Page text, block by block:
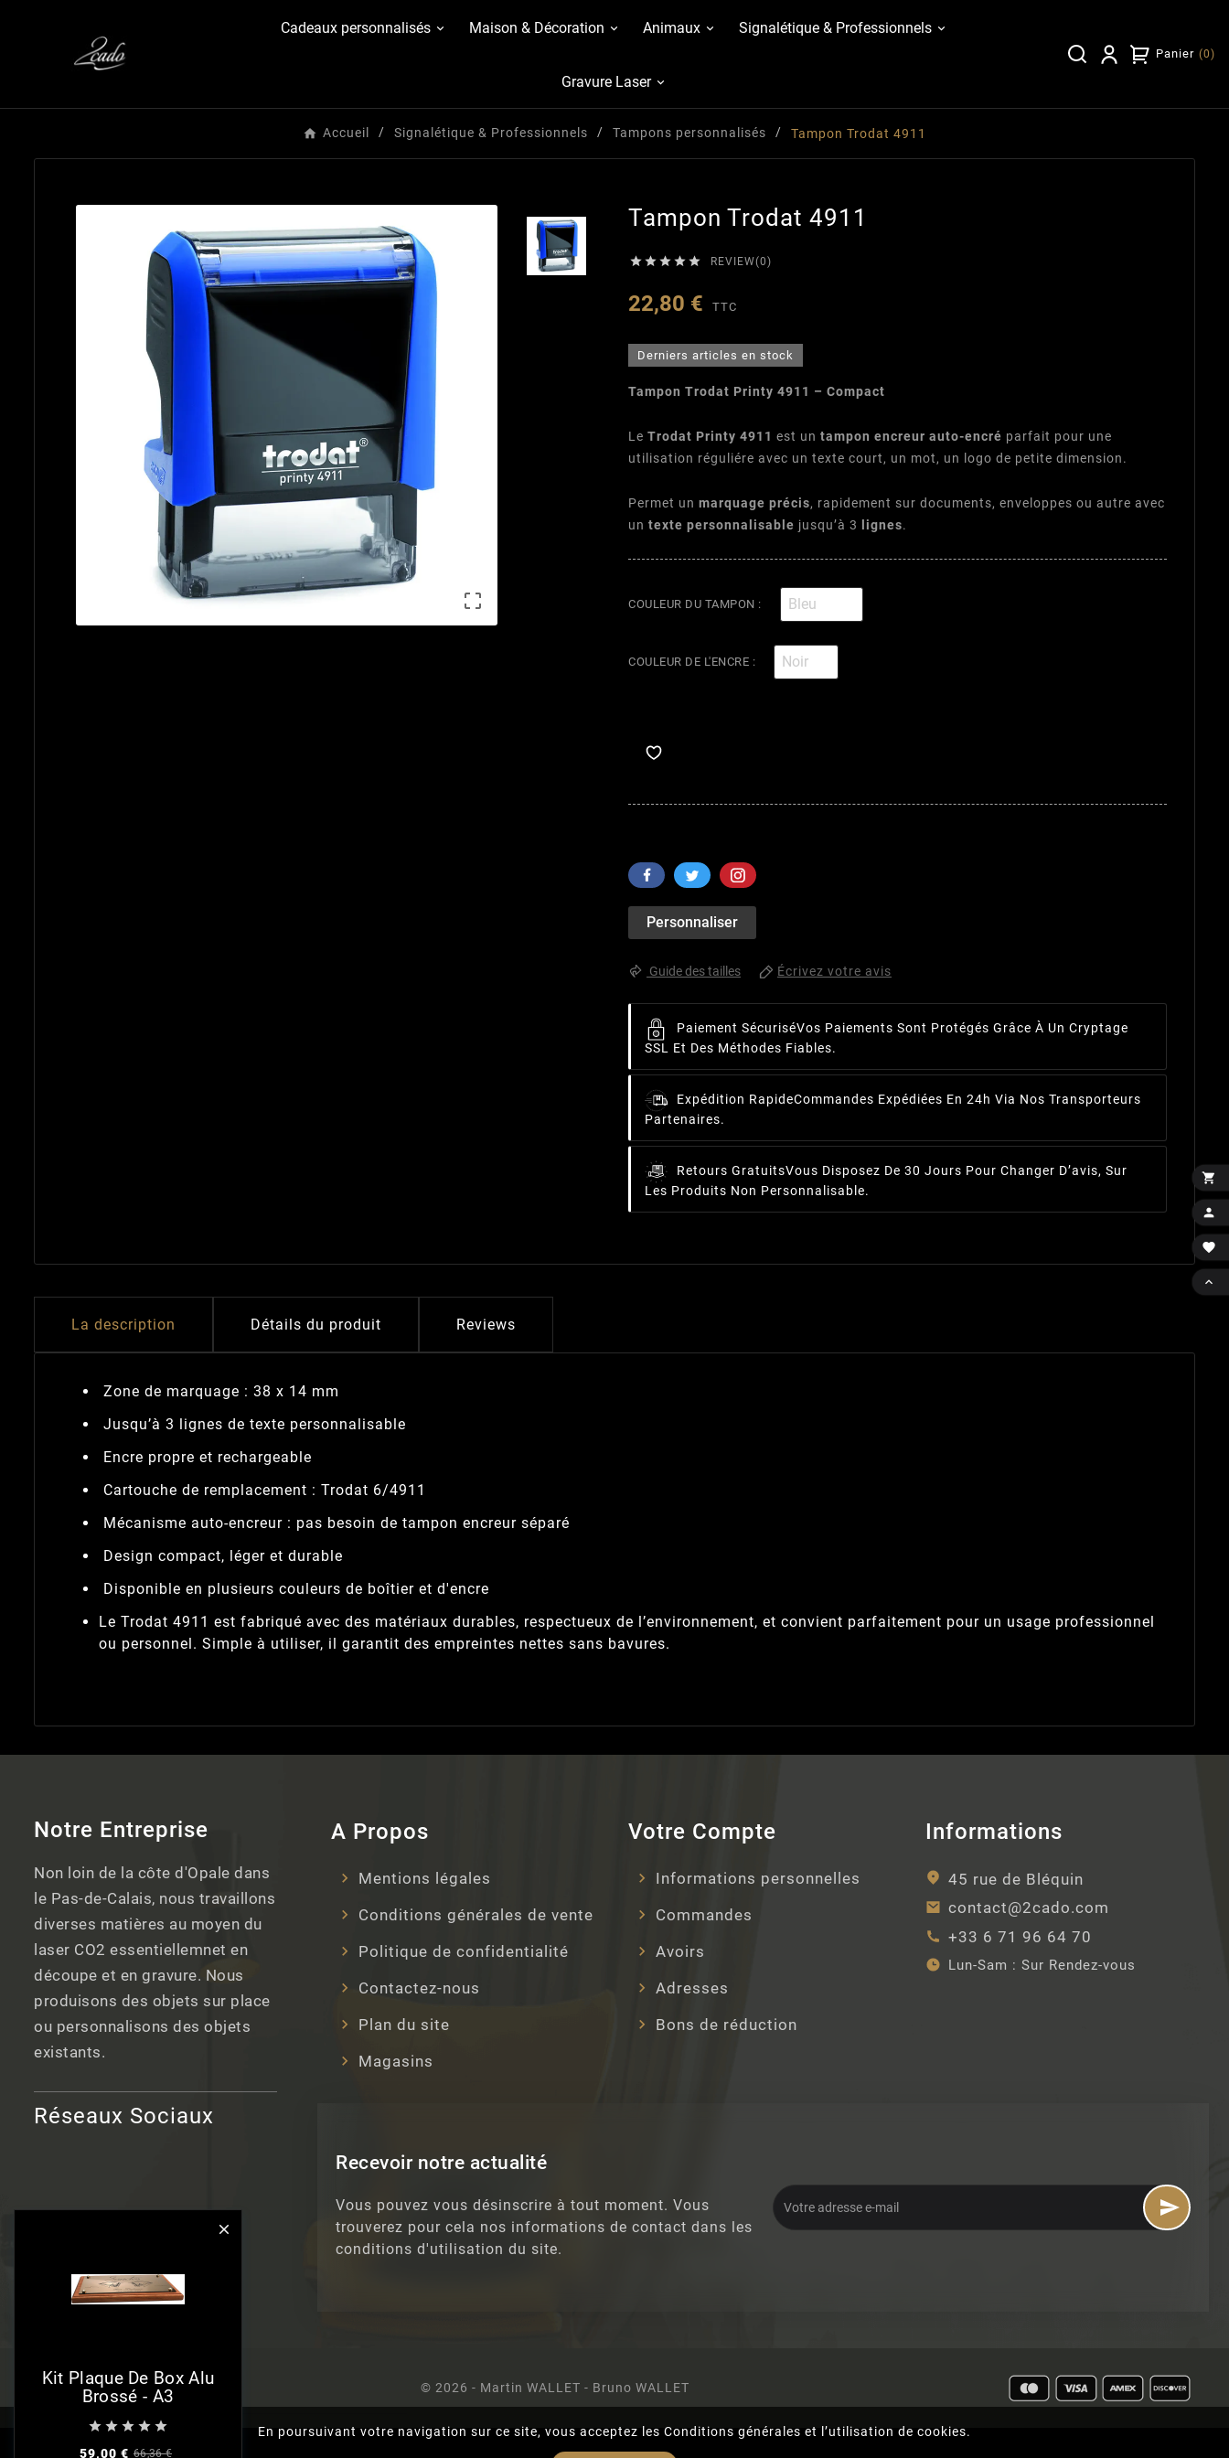
En poursuivant votre navigation sur ce site, vous acceptez les Conditions générales et l’utilisation de cookies.

Kit Plaque De Box Alu
Brossé - A3
    
59,00 € 66,36 €
Cadeaux personnalisés Maison & Décoration Animaux Signalétique & Professionnels
Gravure Laser
Panier (0)
Accueil Signalétique & Professionnels Tampons personnalisés Tampon Trodat 4911

Tampon Trodat 4911
     REVIEW(0)
22,80 € TTC
Derniers articles en stock
Tampon Trodat Printy 4911 – Compact
Le Trodat Printy 4911 est un tampon encreur auto-encré parfait pour une
utilisation réguliére avec un texte court, un mot, un logo de petite dimension.
Permet un marquage précis, rapidement sur documents, enveloppes ou autre avec
un texte personnalisable jusqu’à 3 lignes.
COULEUR DU TAMPON :
COULEUR DE L'ENCRE :
Personnaliser
Guide des tailles Écrivez votre avis
Paiement SécuriséVos Paiements Sont Protégés Grâce À Un Cryptage
SSL Et Des Méthodes Fiables.
Expédition RapideCommandes Expédiées En 24h Via Nos Transporteurs
Partenaires.
Retours GratuitsVous Disposez De 30 Jours Pour Changer D’avis, Sur
Les Produits Non Personnalisable.
La description Détails du produit Reviews
Zone de marquage : 38 x 14 mm
Jusqu’à 3 lignes de texte personnalisable
Encre propre et rechargeable
Cartouche de remplacement : Trodat 6/4911
Mécanisme auto-encreur : pas besoin de tampon encreur séparé
Design compact, léger et durable
Disponible en plusieurs couleurs de boîtier et d'encre
Le Trodat 4911 est fabriqué avec des matériaux durables, respectueux de l’environnement, et convient parfaitement pour un usage professionnel
ou personnel. Simple à utiliser, il garantit des empreintes nettes sans bavures.
Notre Entreprise
Non loin de la côte d'Opale dans
le Pas-de-Calais, nous travaillons
diverses matières au moyen du
laser CO2 essentiellemnet en
découpe et en gravure. Nous
produisons des objets sur place
ou personnalisons des objets
existants.
A Propos
Mentions légales
Conditions générales de vente
Politique de confidentialité
Contactez-nous
Plan du site
Magasins
Votre Compte
Informations personnelles
Commandes
Avoirs
Adresses
Bons de réduction
Informations
45 rue de Bléquin
contact@2cado.com
+33 6 71 96 64 70
Lun-Sam : Sur Rendez-vous
Réseaux Sociaux
Recevoir notre actualité
Vous pouvez vous désinscrire à tout moment. Vous
trouverez pour cela nos informations de contact dans les
conditions d'utilisation du site.





© 2026 - Martin WALLET - Bruno WALLET